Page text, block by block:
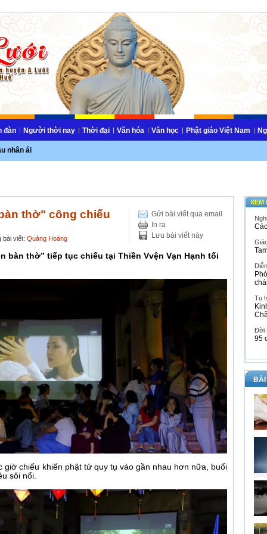
nhân ái
đàn Người thời nay Thời đại Văn hóa Văn học Phật giáo Việt Nam
Gửi bài viết qua email
In ra
Lưu bài viết này
thờ" công chiếu
bài viết: Quảng Hoàng
bàn thờ” tiếp tục chiếu tại Thiền Vvện Vạn Hạnh tối
chiếu khiến phật tử quy tụ vào gần nhau hơn nữa, buổi
sôi nổi.
XEM
Tu
Đời
95
BÀI